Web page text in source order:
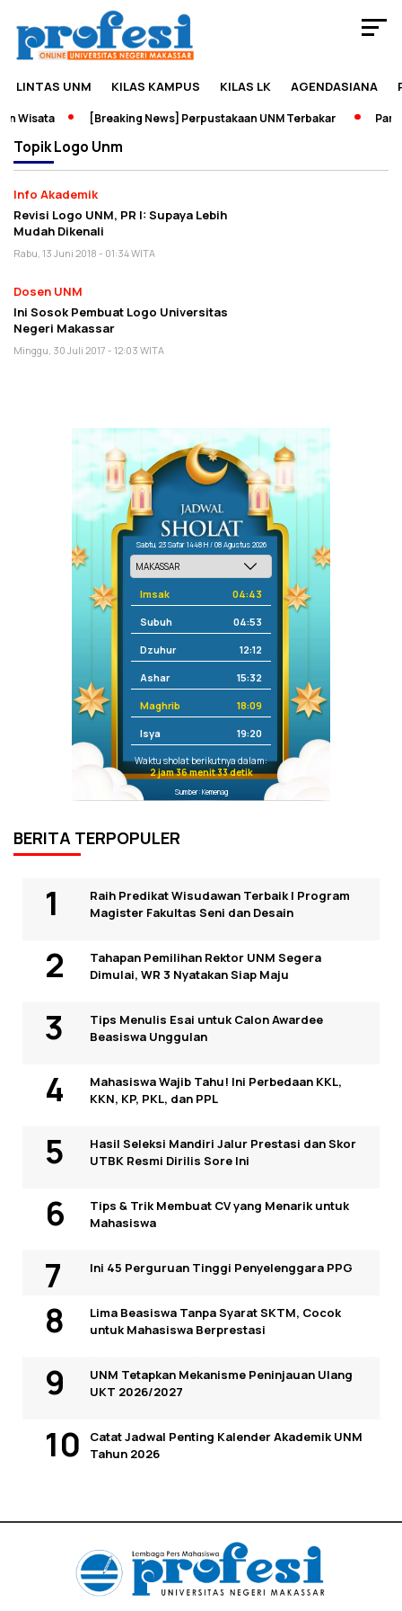
LINTAS UNM KILAS KAMPUS KILAS LK AGENDASIANA
Wisata [Breaking News] Perpustakaan UNM Terbakar
TopikLogo Unm
Info Akademik
Revisi Logo UNM, PR I: Supaya Lebih
Mudah Dikenali
Rabu, 13 Juni 2018 - 01:34 WITA
Dosen UNM
Ini Sosok Pembuat Logo Universitas
Negeri Makassar
Minggu, 30 Juli 2017 - 12:03 WITA
Sabtu, 23 Safar 1448 H / 08 Agustus 2026
Imsak 04:43
Subuh 04:53
Dzuhur 12:12
Ashar 15:32
Maghrib 18:09
Isya 19:20
Waktu sholat berikutnya dalam:
2 jam 36 menit 33 detik
Sumber: Kemenag
BERITA TERPOPULER
Raih Predikat Wisudawan Terbaik I Program
Magister Fakultas Seni dan Desain
Tahapan Pemilihan Rektor UNM Segera
Dimulai, WR 3 Nyatakan Siap Maju
Tips Menulis Esai untuk Calon Awardee
Beasiswa Unggulan
Mahasiswa Wajib Tahu! Ini Perbedaan KKL,
KKN, KP, PKL, dan PPL
Hasil Seleksi Mandiri Jalur Prestasi dan Skor
UTBK Resmi Dirilis Sore Ini
Tips & Trik Membuat CV yang Menarik untuk
Mahasiswa
Ini 45 Perguruan Tinggi Penyelenggara PPG
Lima Beasiswa Tanpa Syarat SKTM, Cocok
untuk Mahasiswa Berprestasi
UNM Tetapkan Mekanisme Peninjauan Ulang
UKT 2026/2027
Catat Jadwal Penting Kalender Akademik UNM
Tahun 2026